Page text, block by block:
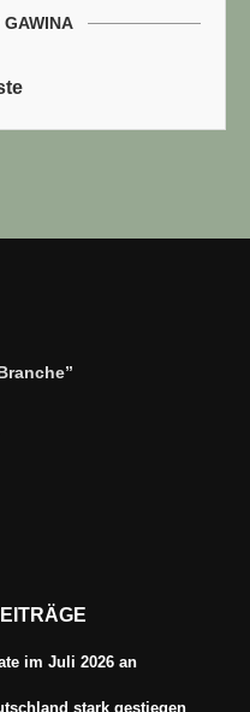
GAWINA
im Juli 2026 an
stark gestiegen